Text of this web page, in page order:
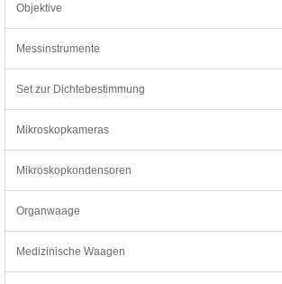
Objektive
Messinstrumente
Set zur Dichtebestimmung
Mikroskopkameras
Mikroskopkondensoren
Organwaage
Medizinische Waagen